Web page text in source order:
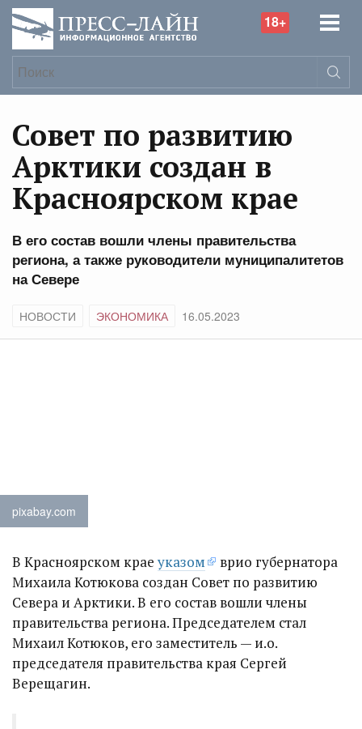
18+
Совет по развитию
Арктики создан в
Красноярском крае
В его состав вошли члены правительства
региона, а также руководители муниципалитетов
на Севере
НОВОСТИ ЭКОНОМИКА 16.05.2023
pixabay.com
В Красноярском крае указом
врио губернатора
Михаила Котюкова создан Совет по развитию
Севера и Арктики. В его состав вошли члены
правительства региона. Председателем стал
Михаил Котюков, его заместитель — и.о.
председателя правительства края Сергей
Верещагин.